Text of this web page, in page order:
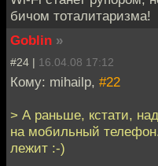
бичом тоталитаризма!
Goblin »
#24 | 16.04.08 17:12
Кому: mihailp, #22
> А раньше, кстати,
на мобильный
лежит :-)